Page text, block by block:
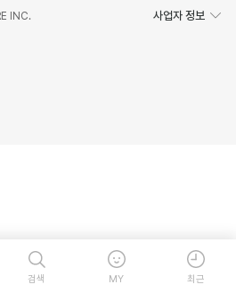
INC. 사업자 정보
검색 MY 최근